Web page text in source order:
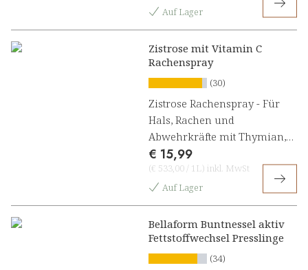
Auf Lager
Zistrose mit Vitamin C
Rachenspray
(30)
Zistrose Rachenspray - Für
Hals, Rachen und
Abwehrkräfte mit Thymian,
Salbei und Vitamin C
€ 15,99
(€ 533,00 / 1L) inkl. MwSt
Auf Lager
Bellaform Buntnessel aktiv
Fettstoffwechsel Presslinge
(34)